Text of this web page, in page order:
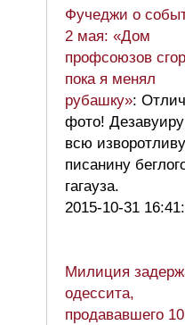
Фучеджи о
2 мая: «Дом
профсоюзов
пока я менял
рубашку»:
фото!
всю
писанину
гагауза.
2015-10-31
Милиция
одессита,
продававшего 10